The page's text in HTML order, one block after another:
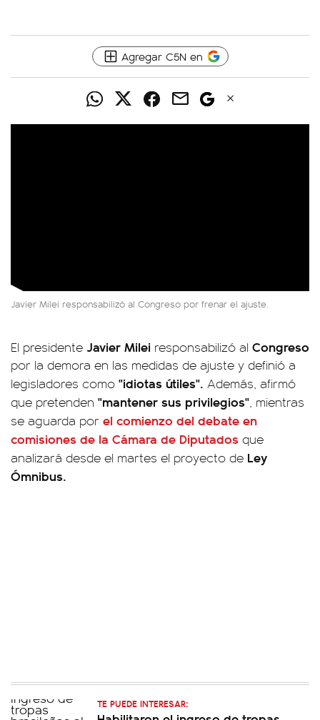
Agregar C5N en
Javier Milei responsabilizó al Congreso por frenar el ajuste.
El presidente Javier Milei responsabilizó al Congreso
por la demora en las medidas de ajuste y definió a
legisladores como "idiotas útiles". Además, afirmó
que pretenden "mantener sus privilegios", mientras
se aguarda por el comienzo del debate en
comisiones de la Cámara de Diputados que
analizará desde el martes el proyecto de Ley
Ómnibus.
TE PUEDE INTERESAR: